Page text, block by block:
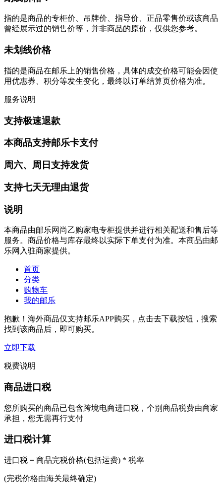
指的是商品的专柜价、吊牌价、指导价、正品零售价或该商品
曾经展示过的销售价等，并非商品的原价，仅供您参考。
未划线价格
指的是商品在邮乐上的销售价格，具体的成交价格可能会因使
用优惠券、积分等发生变化，最终以订单结算页价格为准。
服务说明
支持极速退款
本商品支持邮乐卡支付
周六、周日支持发货
支持七天无理由退货
说明
本商品由邮乐网尚乙购家电专柜提供并进行相关配送和售后等
服务。商品价格与库存最终以实际下单支付为准。本商品由邮
乐网入驻商家提供。
首页
分类
购物车
我的邮乐
抱歉！海外商品仅支持邮乐APP购买，点击去下载按钮，搜索
找到该商品后，即可购买。
立即下载
税费说明
商品进口税
您所购买的商品已包含跨境电商进口税，个别商品税费由商家
承担，您无需再行支付
进口税计算
进口税 = 商品完税价格(包括运费) * 税率
(完税价格由海关最终确定)